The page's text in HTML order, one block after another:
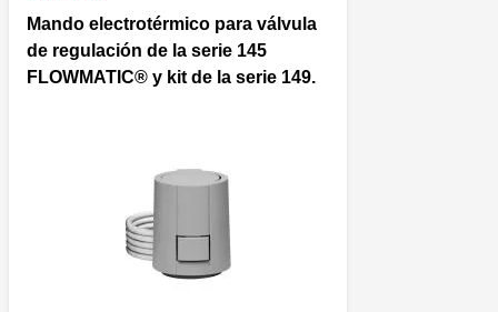
Mando electrotérmico para válvula
de regulación de la serie 145
FLOWMATIC® y kit de la serie 149.